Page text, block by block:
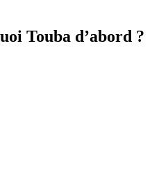
Touba d’abord ?